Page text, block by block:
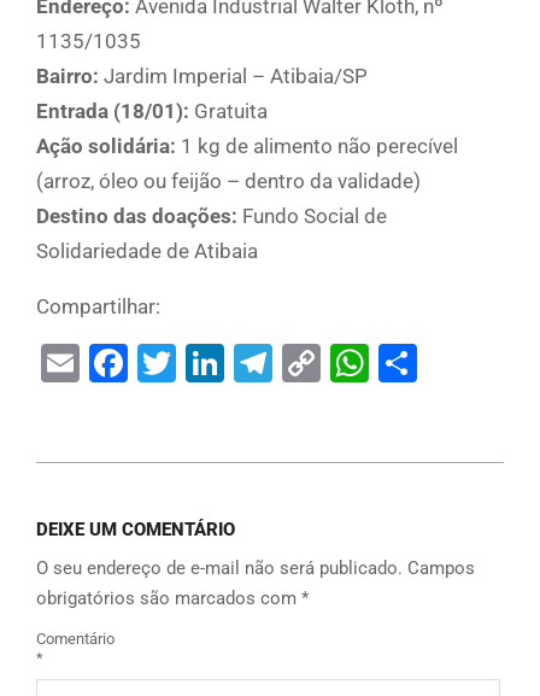
Endereço: Avenida Industrial Walter Kloth, nº
1135/1035
Bairro: Jardim Imperial – Atibaia/SP
Entrada (18/01): Gratuita
Ação solidária: 1 kg de alimento não perecível
(arroz, óleo ou feijão – dentro da validade)
Destino das doações: Fundo Social de
Solidariedade de Atibaia
Compartilhar:
EmailFacebook
Twitter
LinkedIn
Telegram
Copy
DEIXE UM COMENTÁRIO
O seu endereço de e-mail não será publicado. Campos
obrigatórios são marcados com *
Comentário
*